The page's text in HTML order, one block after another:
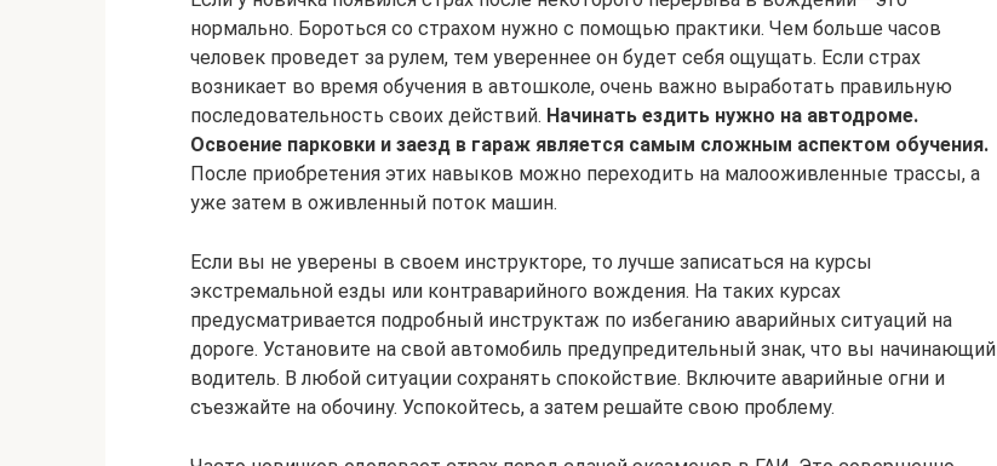
нормально. Бороться со страхом нужно с помощью практики. Чем больше часов
человек проведет за рулем, тем увереннее он будет себя ощущать. Если страх
возникает во время обучения в автошколе, очень важно выработать правильную
последовательность своих действий. Начинать ездить нужно на автодроме.
Освоение парковки и заезд в гараж является самым сложным аспектом обучения.
После приобретения этих навыков можно переходить на малооживленные трассы, а
уже затем в оживленный поток машин.
Если вы не уверены в своем инструкторе, то лучше записаться на курсы
экстремальной езды или контраварийного вождения. На таких курсах
предусматривается подробный инструктаж по избеганию аварийных ситуаций на
дороге. Установите на свой автомобиль предупредительный знак, что вы начинающий
водитель. В любой ситуации сохранять спокойствие. Включите аварийные огни и
съезжайте на обочину. Успокойтесь, а затем решайте свою проблему.